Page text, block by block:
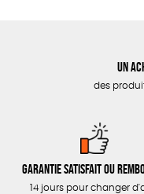
Un
des
Garantie satisfait ou
14 jours pour changer